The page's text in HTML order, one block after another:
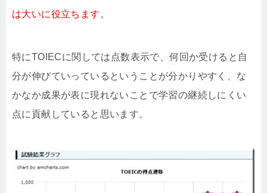
は大いに役立ちます 。
特にTOIECに関しては点数表示で、何回か受けると自
分が伸びていっているということが分かりやすく、な
かなか成果が表に現れないことで学習の継続しにくい
点に貢献していると思います。